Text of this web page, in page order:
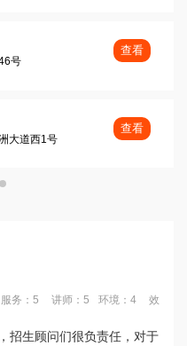
号
查看
大道西1号
查看
服务：5 讲师：5 环境：4
效
招生顾问们很负责任，对于